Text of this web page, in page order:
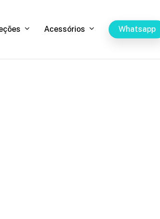
ções Acessórios Whatsapp